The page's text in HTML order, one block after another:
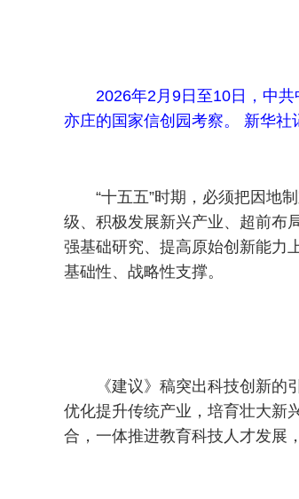
2026年2月9日至10日，中
亦庄的国家信创园考察。 新华
“十五五”时期，必须把因地
级、积极发展新兴产业、超前布
强基础研究、提高原始创新能力
基础性、战略性支撑。
《建议》稿突出科技创新
优化提升传统产业，培育壮大新
合，一体推进教育科技人才发展